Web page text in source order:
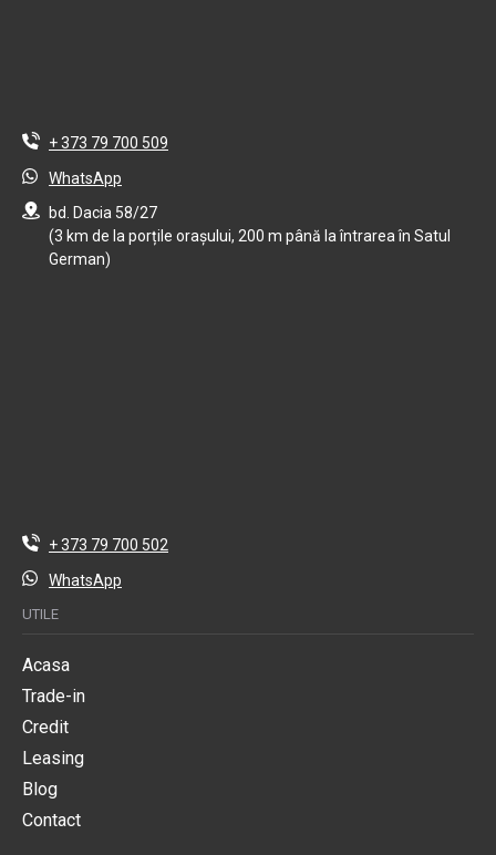
+ 373 79 700 509
WhatsApp
bd. Dacia 58/27
(3 km de la porțile orașului, 200 m până la întrarea în Satul
German)
+ 373 79 700 502
WhatsApp
UTILE
Acasa
Trade-in
Credit
Leasing
Blog
Contact